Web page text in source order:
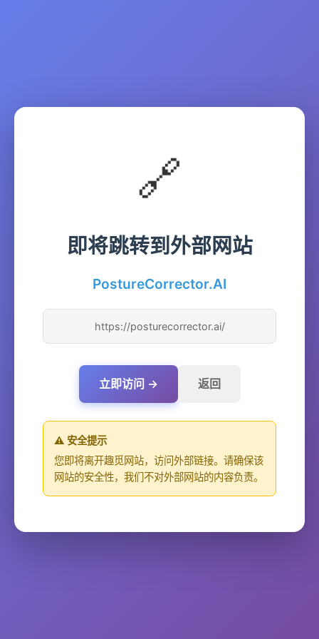
🔗
即将跳转到外部网站
PostureCorrector.AI
https://posturecorrector.ai/
立即访问 → 返回
⚠️ 安全提示
您即将离开趣觅网站，访问外部链接。请确保该
网站的安全性，我们不对外部网站的内容负责。